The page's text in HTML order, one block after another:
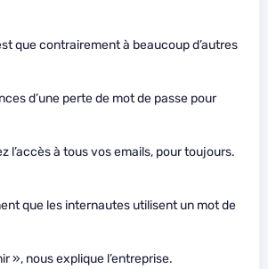
que contrairement à beaucoup d’autres
d’une perte de mot de passe pour
l’accès à tous vos emails, pour toujours.
que les internautes utilisent un mot de
», nous explique l’entreprise.